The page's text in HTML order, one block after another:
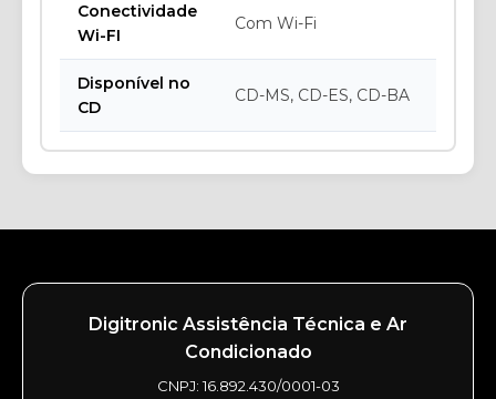
Conectividade
Wi-FI
Com Wi-Fi
Disponível no
CD
CD-MS, CD-ES, CD-BA
Digitronic Assistência Técnica e Ar
Condicionado
CNPJ: 16.892.430/0001-03